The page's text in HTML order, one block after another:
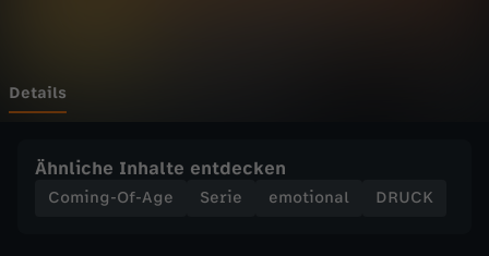
d
r
Details
Ähnliche Inhalte entdecken
Coming-Of-Age Serie emotional DRUCK